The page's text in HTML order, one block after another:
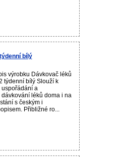
bílý
výrobku Dávkovač léků
týdenní bílý Slouží k
a
léků doma i na
s českým i
Přibližné ro...